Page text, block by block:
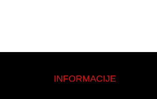
INFORMACIJE